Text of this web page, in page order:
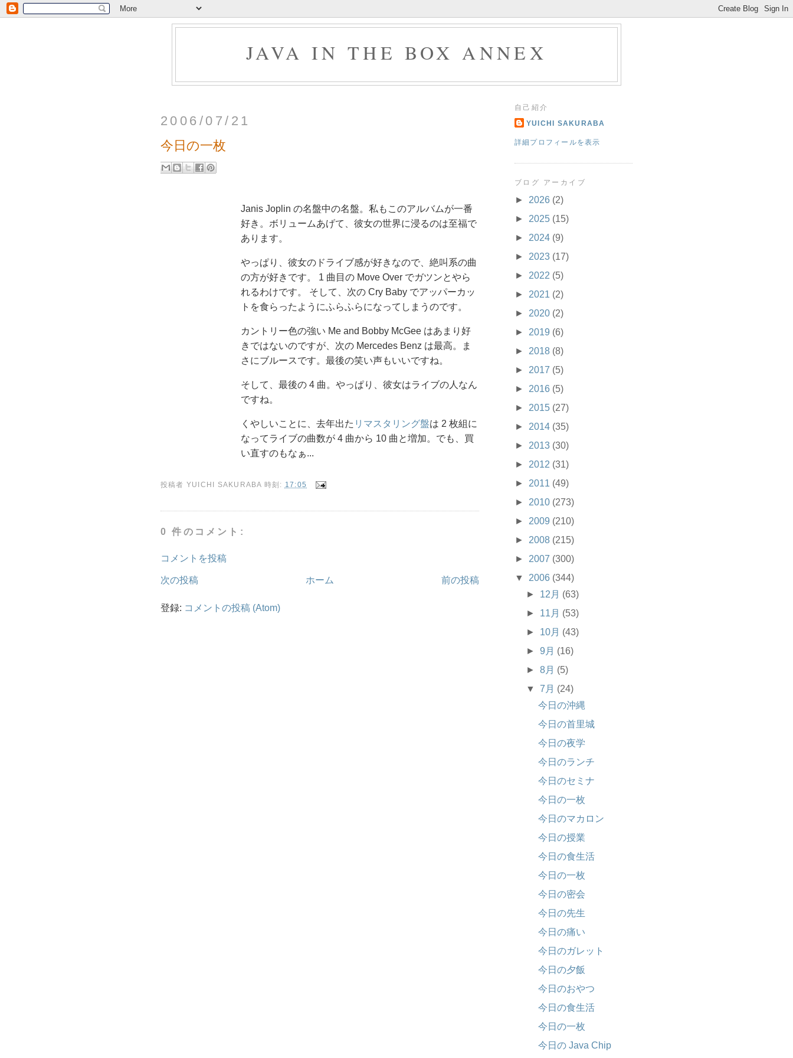
JAVA IN THE BOX ANNEX
2006/07/21
今日の一枚
Janis Joplin の名盤中の名盤。私もこのアルバムが一番
好き。ボリュームあげて、彼女の世界に浸るのは至福で
あります。
やっぱり、彼女のドライブ感が好きなので、絶叫系の曲
の方が好きです。 1 曲目の Move Over でガツンとやら
れるわけです。 そして、次の Cry Baby でアッパーカッ
トを食らったようにふらふらになってしまうのです。
カントリー色の強い Me and Bobby McGee はあまり好
きではないのですが、次の Mercedes Benz は最高。ま
さにブルースです。最後の笑い声もいいですね。
そして、最後の 4 曲。やっぱり、彼女はライブの人なん
ですね。
くやしいことに、去年出た リマスタリング盤は 2 枚組に
なってライブの曲数が 4 曲から 10 曲と増加。でも、買
い直すのもなぁ...
投稿者 YUICHI SAKURABA 時刻: 17:05
0 件のコメント:
コメントを投稿
次の投稿 前の投稿
ホーム
登録: コメントの投稿 (Atom)
自己紹介
YUICHI SAKURABA
詳細プロフィールを表示
ブログ アーカイブ
► 2026 (2)
► 2025 (15)
► 2024 (9)
► 2023 (17)
► 2022 (5)
► 2021 (2)
► 2020 (2)
► 2019 (6)
► 2018 (8)
► 2017 (5)
► 2016 (5)
► 2015 (27)
► 2014 (35)
► 2013 (30)
► 2012 (31)
► 2011 (49)
► 2010 (273)
► 2009 (210)
► 2008 (215)
► 2007 (300)
▼ 2006 (344)
► 12月 (63)
► 11月 (53)
► 10月 (43)
►9月 (16)
►8月 (5)
▼7月 (24)
今日の沖縄
今日の首里城
今日の夜学
今日のランチ
今日のセミナ
今日の一枚
今日のマカロン
今日の授業
今日の食生活
今日の一枚
今日の密会
今日の先生
今日の痛い
今日のガレット
今日の夕飯
今日のおやつ
今日の食生活
今日の一枚
今日の Java Chip